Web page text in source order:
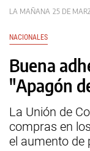
LA MAÑANA 25 DE
NACIONALES
Buena
"Apagón
La Unión de
compras en
el aumento de